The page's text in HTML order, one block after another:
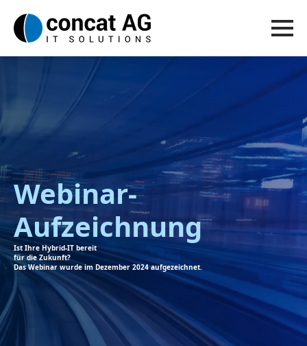
Webinar-
Aufzeichnung
Ist Ihre Hybrid-IT bereit
für die Zukunft?
Das Webinar wurde im Dezember 2024 aufgezeichnet.